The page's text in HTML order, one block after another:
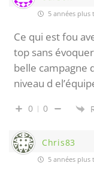
5 années plus
Ce qui est fou
top sans
belle campagne
niveau d
0 0
Chris83
5 années plus